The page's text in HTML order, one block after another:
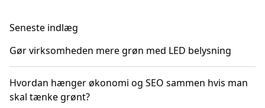
Seneste indlæg
Gør virksomheden mere grøn med LED belysning
Hvordan hænger økonomi og SEO sammen hvis man
skal tænke grønt?